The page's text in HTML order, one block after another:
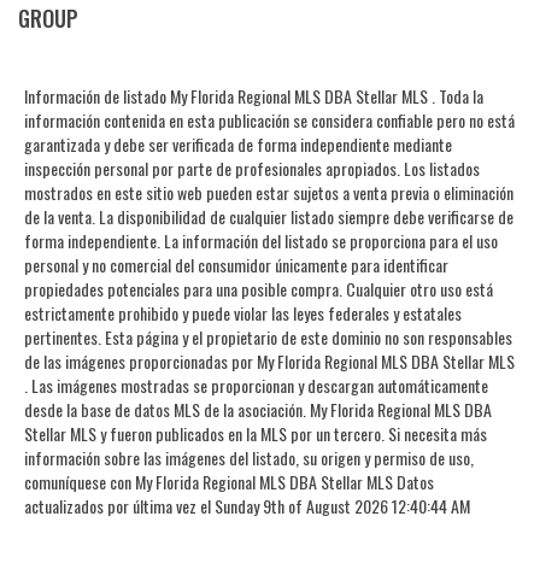
GROUP
Información de listado My Florida Regional MLS DBA Stellar MLS . Toda la
información contenida en esta publicación se considera confiable pero no está
garantizada y debe ser verificada de forma independiente mediante
inspección personal por parte de profesionales apropiados. Los listados
mostrados en este sitio web pueden estar sujetos a venta previa o eliminación
de la venta. La disponibilidad de cualquier listado siempre debe verificarse de
forma independiente. La información del listado se proporciona para el uso
personal y no comercial del consumidor únicamente para identificar
propiedades potenciales para una posible compra. Cualquier otro uso está
estrictamente prohibido y puede violar las leyes federales y estatales
pertinentes. Esta página y el propietario de este dominio no son responsables
de las imágenes proporcionadas por My Florida Regional MLS DBA Stellar MLS
. Las imágenes mostradas se proporcionan y descargan automáticamente
desde la base de datos MLS de la asociación. My Florida Regional MLS DBA
Stellar MLS y fueron publicados en la MLS por un tercero. Si necesita más
información sobre las imágenes del listado, su origen y permiso de uso,
comuníquese con My Florida Regional MLS DBA Stellar MLS Datos
actualizados por última vez el Sunday 9th of August 2026 12:40:44 AM